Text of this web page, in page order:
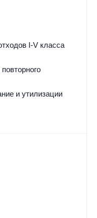
I-V класса
и утилизации